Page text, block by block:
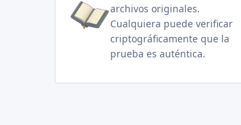
archivos originales.
Cualquiera puede verificar
criptográficamente que la
prueba es auténtica.